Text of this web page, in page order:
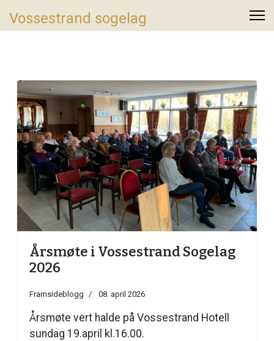
Vossestrand sogelag
Årsmøte i Vossestrand Sogelag
2026
Framsideblogg 08. april 2026
Årsmøte vert halde på Vossestrand Hotell
sundag 19.april kl.16.00.